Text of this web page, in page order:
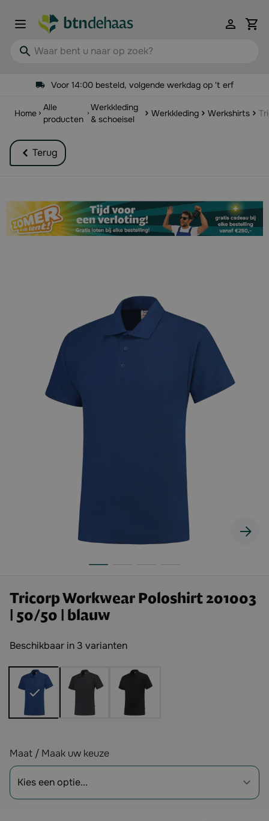
Waar bent u naar op zoek?
Voor 14:00 besteld, volgende werkdag op 't erf
Home
Alle
producten
Werkkleding
& schoeisel
Werkkleding Werkshirts
Terug
Tricorp Workwear Poloshirt 201003
| 50/50 | blauw
Beschikbaar in 3 varianten
Opties
Maat / Maak uw keuze